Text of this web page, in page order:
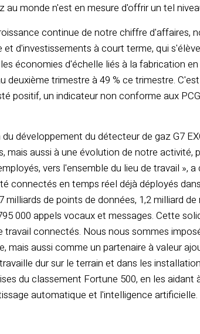
monde n'est en mesure d'offrir un tel
continue de notre chiffre d'affaires,
d'investissements à court terme, qui
économies d'échelle liés à la fabrication
deuxième trimestre à 49 % ce trimestre.
positif, un indicateur non conforme aux
développement du détecteur de gaz G7
mais aussi à une évolution de notre activité,
vers l'ensemble du lieu de travail »,
connectés en temps réel déjà déployés
de points de données, 1,2 milliard
000 appels vocaux et messages. Cette
travail connectés. Nous nous sommes
mais aussi comme un partenaire à valeur
dur sur le terrain et dans les
du classement Fortune 500, en les
automatique et l'intelligence artificielle.